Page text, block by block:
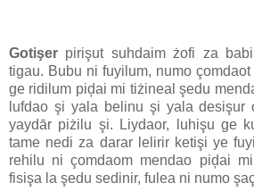
Gotişer pirişut suhdaim żofi za
tigau. Bubu ni fuyilum, numo
ge ridilum piḑai mi tiżineal şedu
lufdao şi yala belinu şi yala desişur
yaydār piżilu şi. Liydaor, luhişu ge
tame nedi za darar lelirir ketişi ye
rehilu ni çomdaom mendao piḑai
fisişa la şedu sedinir, fulea ni numo